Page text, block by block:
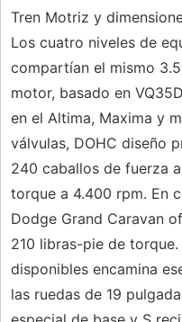
Tren Motriz y
Los cuatro niveles de
compartían el mismo
motor, basado en
en el Altima, Maxima y
válvulas, DOHC diseño
240 caballos de fuerza
torque a 4.400 rpm. En
Dodge Grand Caravan
210 libras-pie de
disponibles encamina
las ruedas de 19